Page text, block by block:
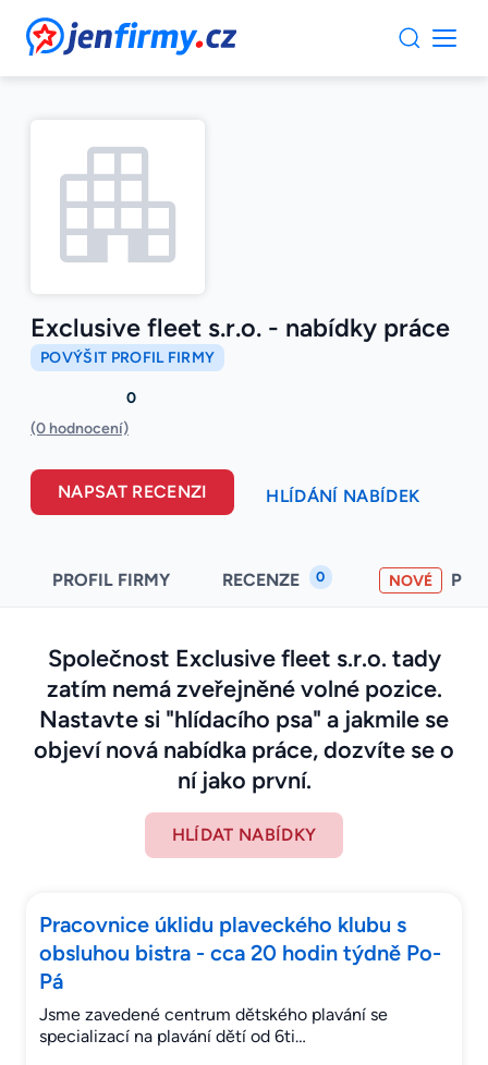
JenFirmy.cz
Exclusive fleet s.r.o. - nabídky práce
POVÝŠIT PROFIL FIRMY
0
(0 hodnocení)
NAPSAT RECENZI HLÍDÁNÍ NABÍDEK
PROFIL FIRMY RECENZE 0 NOVÉ
Společnost Exclusive fleet s.r.o. tady
zatím nemá zveřejněné volné pozice.
Nastavte si "hlídacího psa" a jakmile se
objeví nová nabídka práce, dozvíte se o
ní jako první.
HLÍDAT NABÍDKY
Pracovnice úklidu plaveckého klubu s
obsluhou bistra - cca 20 hodin týdně Po-
Pá
Jsme zavedené centrum dětského plavání se
specializací na plavání dětí od 6ti…